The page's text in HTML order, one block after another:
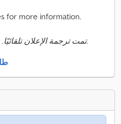
for more information.
تمت ترجمة الإعلان تلقائيًا. قد تحدث أخطاء في الترجمة.